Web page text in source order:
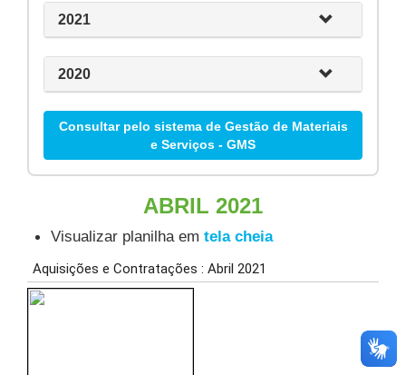
2021
2020
Consultar pelo sistema de Gestão de Materiais
e Serviços - GMS
ABRIL 2021
Visualizar planilha em tela cheia